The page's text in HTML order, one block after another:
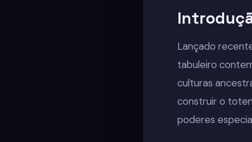
Lançado
tabuleiro
culturas
construir o
poderes